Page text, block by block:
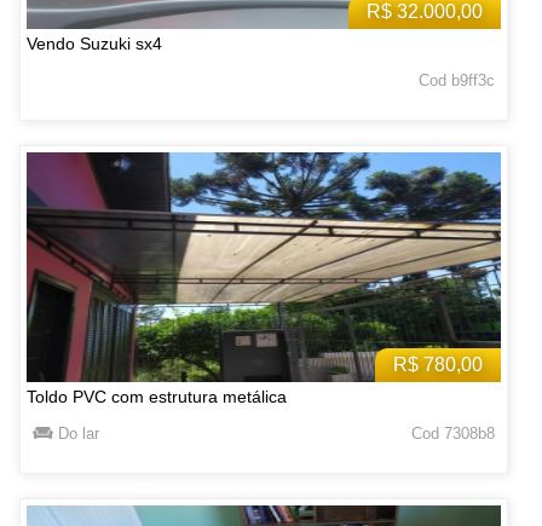
R$ 32.000,00
Vendo Suzuki sx4
Cod b9ff3c
R$ 780,00
Toldo PVC com estrutura metálica
Do lar Cod 7308b8